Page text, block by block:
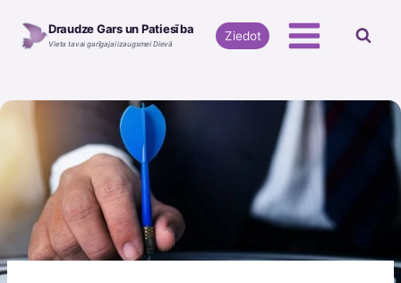
Draudze Gars un Patiesība
Vieta tavai garīgajai izaugsmei Dievā
Ziedot